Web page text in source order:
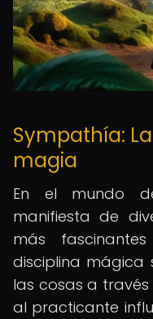
Sympathía:
magia
En el mundo
manifiesta de
más
disciplina mágica
las cosas a través
al practicante